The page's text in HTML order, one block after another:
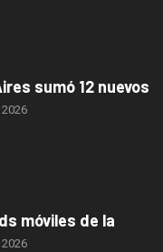
sumó 12 nuevos
móviles de la